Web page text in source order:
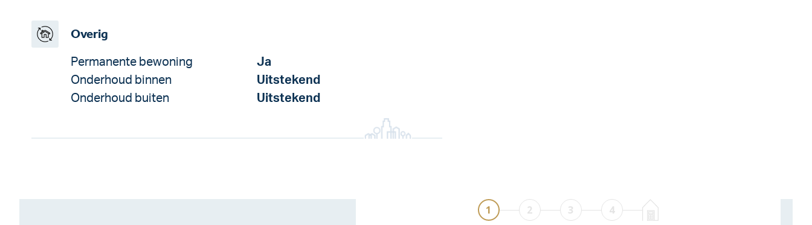
Overig
Permanente bewoning
Ja
Onderhoud binnen
Uitstekend
Onderhoud buiten
Uitstekend